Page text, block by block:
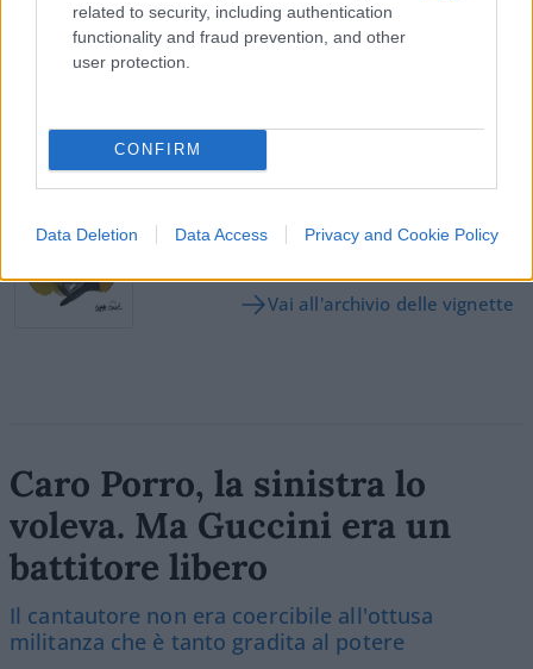
related to security, including authentication
functionality and fraud prevention, and other
user protection.
CONFIRM
Data Deletion Data Access Privacy and Cookie Policy
SEDUTE SATIRICHE
Vai all'archivio delle vignette
Caro Porro, la sinistra lo
voleva. Ma Guccini era un
battitore libero
Il cantautore non era coercibile all'ottusa
militanza che è tanto gradita al potere